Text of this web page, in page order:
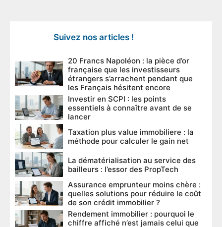
Suivez nos articles !
20 Francs Napoléon : la pièce d’or
française que les investisseurs
étrangers s’arrachent pendant que
les Français hésitent encore
Investir en SCPI : les points
essentiels à connaître avant de se
lancer
Taxation plus value immobiliere : la
méthode pour calculer le gain net
La dématérialisation au service des
bailleurs : l’essor des PropTech
Assurance emprunteur moins chère :
quelles solutions pour réduire le coût
de son crédit immobilier ?
Rendement immobilier : pourquoi le
chiffre affiché n’est jamais celui que